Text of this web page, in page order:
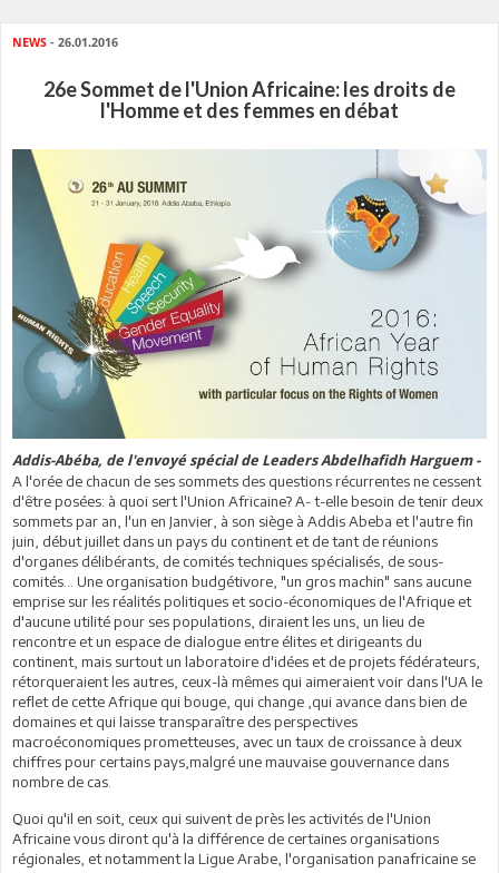
NEWS - 26.01.2016
26e Sommet de l'Union Africaine: les droits de
l'Homme et des femmes en débat
Addis-Abéba, de l'envoyé spécial de Leaders Abdelhafidh Harguem -
A l'orée de chacun de ses sommets des questions récurrentes ne cessent
d'être posées: à quoi sert l'Union Africaine? A- t-elle besoin de tenir deux
sommets par an, l'un en Janvier, à son siège à Addis Abeba et l'autre fin
juin, début juillet dans un pays du continent et de tant de réunions
d'organes délibérants, de comités techniques spécialisés, de sous-
comités... Une organisation budgétivore, "un gros machin" sans aucune
emprise sur les réalités politiques et socio-économiques de l'Afrique et
d'aucune utilité pour ses populations, diraient les uns, un lieu de
rencontre et un espace de dialogue entre élites et dirigeants du
continent, mais surtout un laboratoire d'idées et de projets fédérateurs,
rétorqueraient les autres, ceux-là mêmes qui aimeraient voir dans l'UA le
reflet de cette Afrique qui bouge, qui change ,qui avance dans bien de
domaines et qui laisse transparaître des perspectives
macroéconomiques prometteuses, avec un taux de croissance à deux
chiffres pour certains pays,malgré une mauvaise gouvernance dans
nombre de cas.
Quoi qu'il en soit, ceux qui suivent de près les activités de l'Union
Africaine vous diront qu'à la différence de certaines organisations
régionales, et notamment la Ligue Arabe, l'organisation panafricaine se